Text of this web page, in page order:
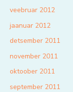
veebruar 2012
jaanuar 2012
detsember 2011
november 2011
oktoober 2011
september 2011